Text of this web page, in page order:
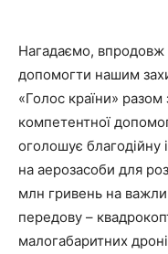
Нагадаємо, впродовж
допомогти нашим
«Голос країни»
компетентної
оголошує благодійну
на аерозасоби для
млн гривень на
передову –
малогабаритних